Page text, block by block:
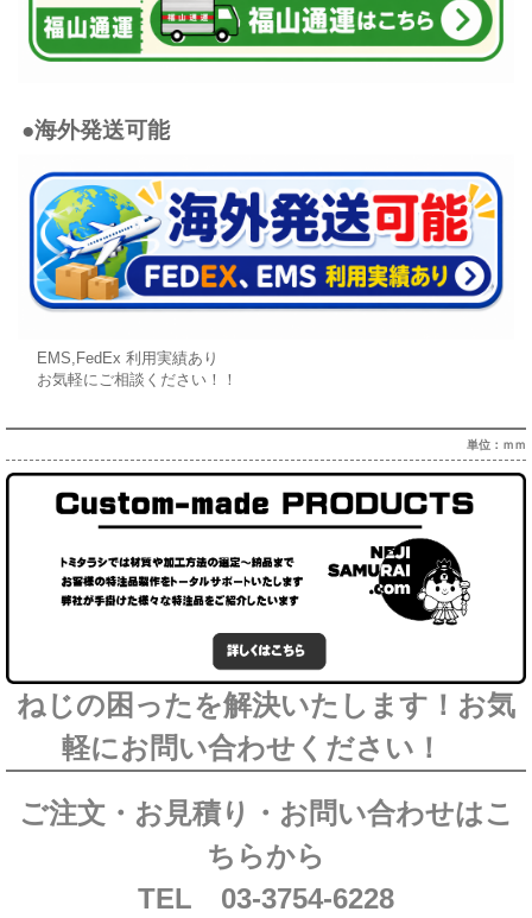
●海外発送可能
EMS,FedEx 利用実績あり
お気軽にご相談ください！！
単位：ｍｍ
ねじの困ったを解決いたします！お気
軽にお問い合わせください！
ご注文・お見積り・お問い合わせはこ
ちらから
TEL 03-3754-6228